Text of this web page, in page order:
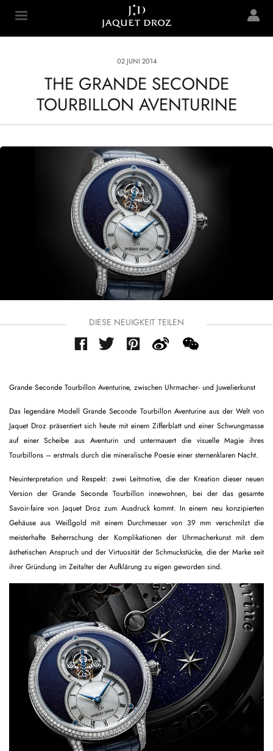
content
Jaquet Droz
02 JUNI 2014
THE GRANDE SECONDE
TOURBILLON AVENTURINE
DIESE NEUIGKEIT TEILEN
Grande Seconde Tourbillon Aventurine, zwischen Uhrmacher- und Juwelierkunst
Das legendäre Modell Grande Seconde Tourbillon Aventurine aus der Welt von
Jaquet Droz präsentiert sich heute mit einem Zifferblatt und einer Schwungmasse
auf einer Scheibe aus Aventurin und untermauert die visuelle Magie ihres
Tourbillons – erstmals durch die mineralische Poesie einer sternenklaren Nacht.
Neuinterpretation und Respekt: zwei Leitmotive, die der Kreation dieser neuen
Version der Grande Seconde Tourbillon innewohnen, bei der das gesamte
Savoir-faire von Jaquet Droz zum Ausdruck kommt. In einem neu konzipierten
Gehäuse aus Weißgold mit einem Durchmesser von 39 mm verschmilzt die
meisterhafte Beherrschung der Komplikationen der Uhrmacherkunst mit dem
ästhetischen Anspruch und der Virtuosität der Schmuckstücke, die der Marke seit
ihrer Gründung im Zeitalter der Aufklärung zu eigen geworden sind.